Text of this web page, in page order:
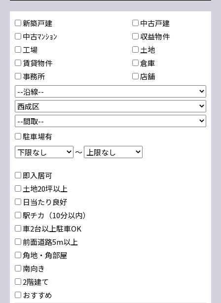
新築戸建
中古戸建
中古ﾏﾝｼｮﾝ
収益物件
工場
土地
賃貸物件
倉庫
事務所
店舗
駐車場有
～
即入居可
土地20坪以上
日当たり良好
駅チカ（10分以内）
車2台以上駐車OK
前面道路5m以上
角地・角部屋
南向き
2階建て
おすすめ